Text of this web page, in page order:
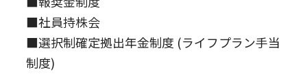
■社員持株会
■選択制確定拠出年金制度 (ライフプラン手当
制度)